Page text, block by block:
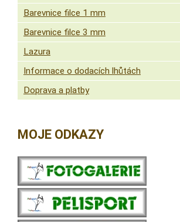
Barevnice filce 1 mm
Barevnice filce 3 mm
Lazura
Informace o dodacích lhůtách
Doprava a platby
MOJE ODKAZY